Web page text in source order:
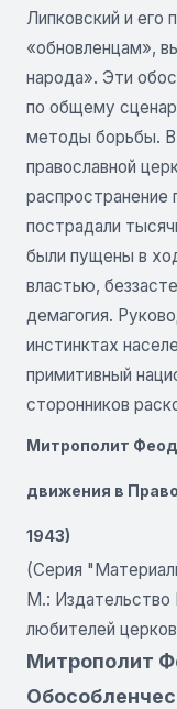
Липковский и его
«обновленцам»,
народа». Эти
по общему
методы борьбы. В
православной
распространение
пострадали
были пущены в
властью,
демагогия.
инстинктах
примитивный
сторонников
Митрополит
движения в
1943)
(Серия
М.: Издательство
любителей
Митрополит